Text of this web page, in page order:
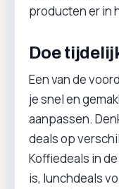
producten er in
Doe
Een van de
je snel en
aanpassen.
deals op
Koffiedeals in
is, lunchdeals